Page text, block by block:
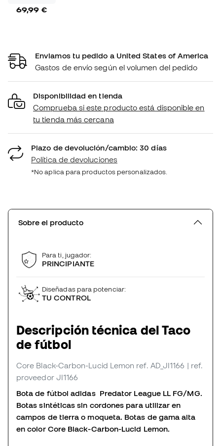
69,99 €
Enviamos tu pedido a United States of America
Gastos de envío según el volumen del pedido
Disponibilidad en tienda
Comprueba si este producto está disponible en
tu tienda más cercana
Plazo de devolución/cambio: 30 días
Política de devoluciones
*No aplica para productos personalizados.
Sobre el producto
Para ti, jugador:
PRINCIPIANTE
Diseñadas para potenciar:
TU CONTROL
Descripción técnica del Taco
de fútbol
Core Black-Carbon-Lucid Lemon ref. AD_JI1166 | ref.
proveedor JI1166
Bota de fútbol adidas Predator League LL FG/MG.
Botas sintéticas sin cordones para utilizar en
campos de tierra o moqueta. Botas de gama alta
en color Core Black-Carbon-Lucid Lemon.